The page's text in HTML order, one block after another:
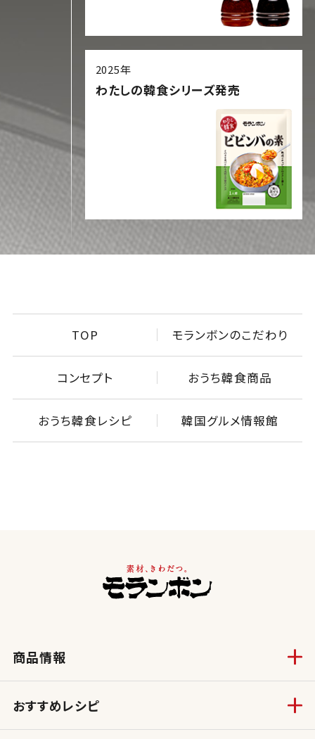
2025年
わたしの韓食シリーズ発売
TOP モランボンのこだわり
コンセプト おうち韓食商品
おうち韓食レシピ 韓国グルメ情報館
商品情報
おすすめレシピ